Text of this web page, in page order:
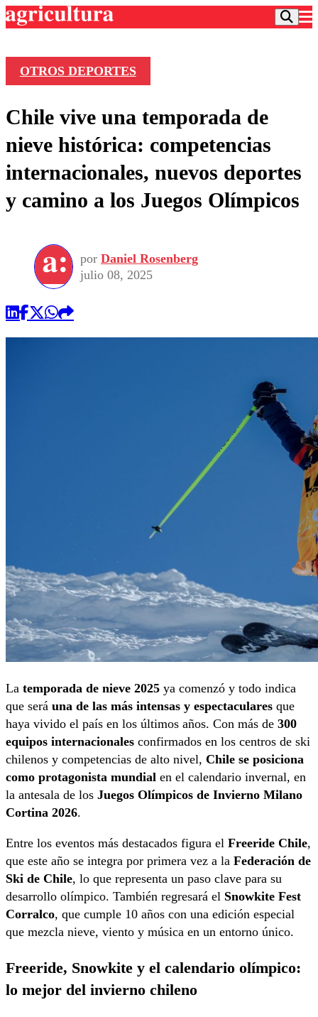
Frecuencias
Agricultura TV
Deportes
Colo Colo
Motor
Torneo Internacional
Torneo Nacional
Entretención
Noticias
Internacional
Nacional
Vida Social
Programas
Comercial
OTROS DEPORTES
Chile vive una temporada de
nieve histórica: competencias
internacionales, nuevos deportes
y camino a los Juegos Olímpicos
por Daniel Rosenberg
julio 08, 2025
La temporada de nieve 2025 ya comenzó y todo indica
que será una de las más intensas y espectaculares que
haya vivido el país en los últimos años. Con más de 300
equipos internacionales confirmados en los centros de ski
chilenos y competencias de alto nivel, Chile se posiciona
como protagonista mundial en el calendario invernal, en
la antesala de los Juegos Olímpicos de Invierno Milano
Cortina 2026.
Entre los eventos más destacados figura el Freeride Chile,
que este año se integra por primera vez a la Federación de
Ski de Chile, lo que representa un paso clave para su
desarrollo olímpico. También regresará el Snowkite Fest
Corralco, que cumple 10 años con una edición especial
que mezcla nieve, viento y música en un entorno único.
Freeride, Snowkite y el calendario olímpico:
lo mejor del invierno chileno